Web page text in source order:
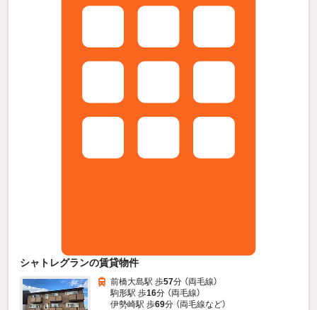
シャトレグランの賃貸物件
前橋大島駅 歩57分 （両毛線）
駒形駅 歩16分 （両毛線）
伊勢崎駅 歩69分 （両毛線など）